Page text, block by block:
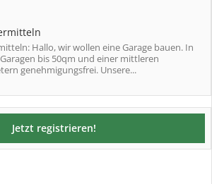
Hallo, wir wollen eine Garage bauen. In
bis 50qm und einer mittleren
genehmigungsfrei. Unsere...
Jetzt registrieren!